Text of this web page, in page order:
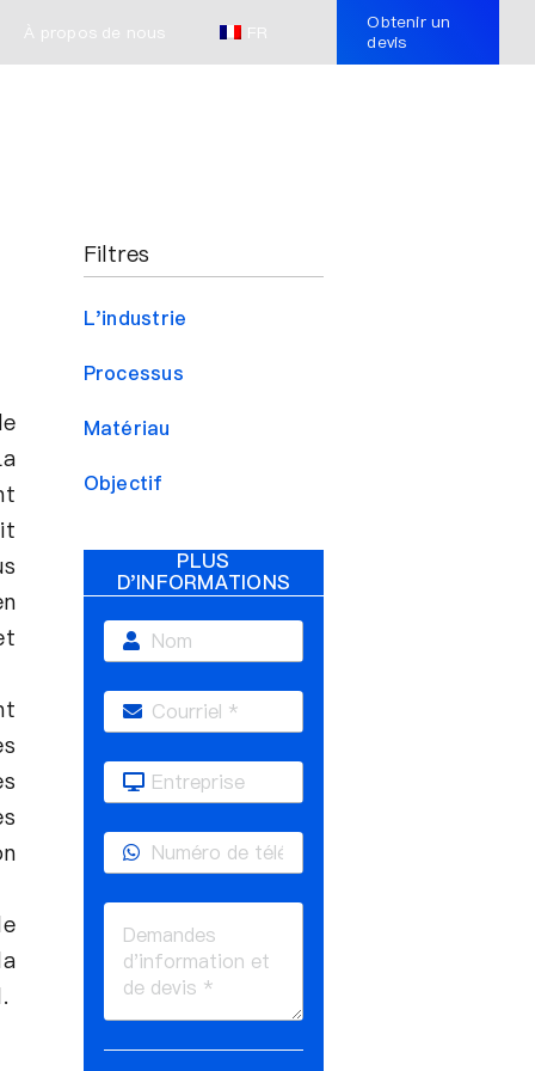
À propos de nous FR
Obtenir un
devis
Filtres
L'industrie
Processus
Matériau
Objectif
PLUS
D'INFORMATIONS